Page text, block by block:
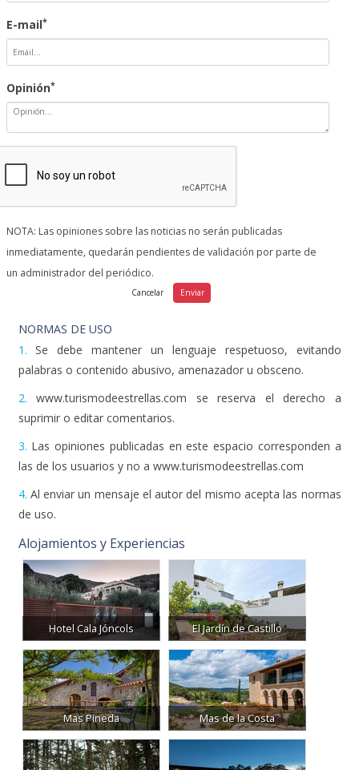
*
Opinión *
NOTA: Las opiniones sobre las noticias no serán publicadas
inmediatamente, quedarán pendientes de validación por parte de
un administrador del periódico.
Se debe mantener un lenguaje respetuoso, evitando
palabras o contenido abusivo, amenazador u obsceno.
suprimir o editar comentarios.
Las opiniones publicadas en este espacio corresponden a
las de los usuarios y no a www.turismodeestrellas.com
Al enviar un mensaje el autor del mismo acepta las normas
Alojamientos y Experiencias
Hotel Cala Jóncols El Jardín de Castillo
Mas Pineda Mas de la Costa